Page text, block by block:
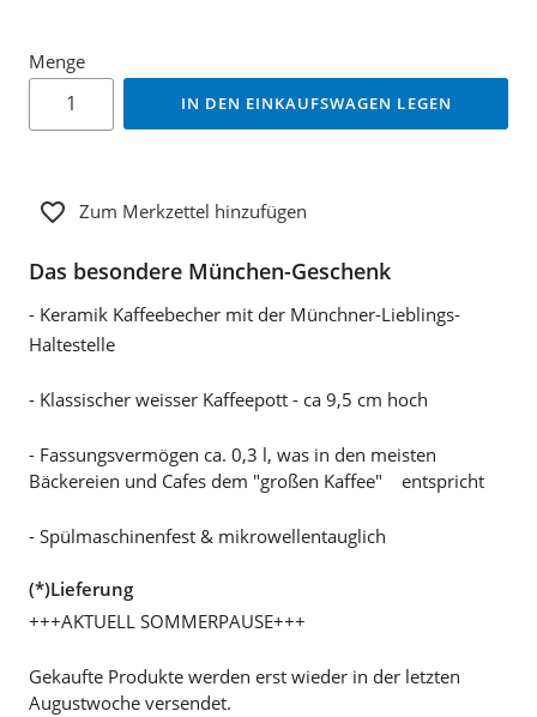
Menge
IN DEN EINKAUFSWAGEN LEGEN
Zum Merkzettel hinzufügen
Das besondere München-Geschenk
- Keramik Kaffeebecher mit der Münchner-Lieblings-
Haltestelle
- Klassischer weisser Kaffeepott - ca 9,5 cm hoch
- Fassungsvermögen ca. 0,3 l, was in den meisten
Bäckereien und Cafes dem "großen Kaffee" entspricht
- Spülmaschinenfest & mikrowellentauglich
(*)Lieferung
+++AKTUELL SOMMERPAUSE+++
Gekaufte Produkte werden erst wieder in der letzten
Augustwoche versendet.